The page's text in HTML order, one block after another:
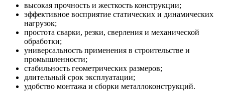
высокая прочность и жесткость конструкции;
эффективное восприятие статических и динамических
нагрузок;
простота сварки, резки, сверления и механической
обработки;
универсальность применения в строительстве и
промышленности;
стабильность геометрических размеров;
длительный срок эксплуатации;
удобство монтажа и сборки металлоконструкций.